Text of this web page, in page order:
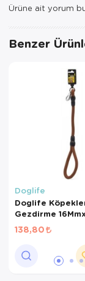
Ürüne ait yorum
Benzer
Doglife
Doglife
Gezdirme
138,80